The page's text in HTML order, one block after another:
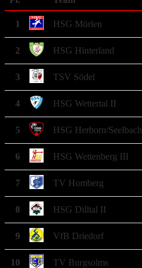
1 HSG Mörlen
2 HSG Hinterland
3 TSV Södel
4 HSG Wettertal II
5 HSG Herborn/Seelbach
6 HSG Wettenberg III
7 TV Homberg
8 HSG Dilltal II
9 VfB Driedorf
10 TV Burgsolms